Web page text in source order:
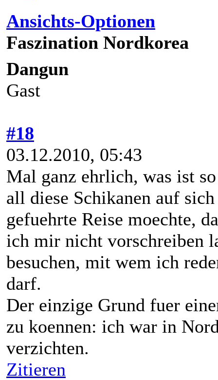
Ansichts-Optionen
Faszination Nordkorea
Dangun
Gast
#18
03.12.2010, 05:43
Mal ganz ehrlich, was ist
all diese Schikanen auf
gefuehrte Reise moechte,
ich mir nicht vorschreiben
besuchen, mit wem ich
darf.
Der einzige Grund fuer
zu koennen: ich war in
verzichten.
Zitieren